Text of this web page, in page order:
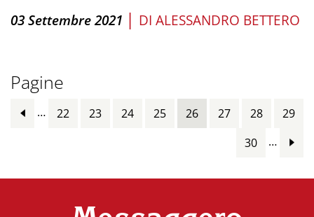
03 Settembre 2021 | DI ALESSANDRO BETTERO
Pagine
… 22 23 24 25 26 27 28
29
30
…